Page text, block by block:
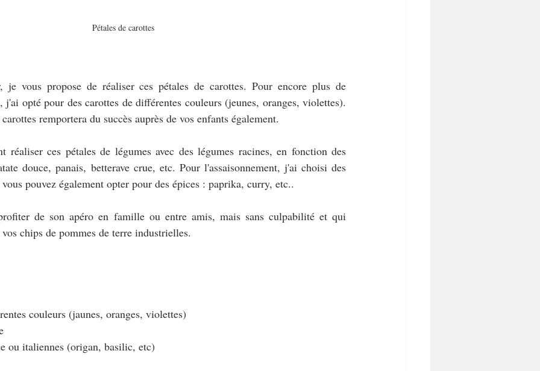
Pétales de carottes
vous propose de réaliser ces pétales de carottes. Pour encore plus de
j'ai opté pour des carottes de différentes couleurs (jeunes, oranges, violettes).
remportera du succès auprès de vos enfants également.
réaliser ces pétales de légumes avec des légumes racines, en fonction des
douce, panais, betterave crue, etc. Pour l'assaisonnement, j'ai choisi des
pouvez également opter pour des épices : paprika, curry, etc..
de son apéro en famille ou entre amis, mais sans culpabilité et qui
chips de pommes de terre industrielles.
couleurs (jaunes, oranges, violettes)
ou italiennes (origan, basilic, etc)